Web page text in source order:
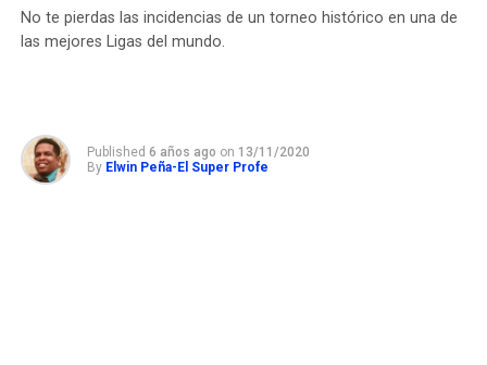
No te pierdas las incidencias de un torneo histórico en una de
las mejores Ligas del mundo.
Published 6 años ago on 13/11/2020
By Elwin Peña-El Super Profe